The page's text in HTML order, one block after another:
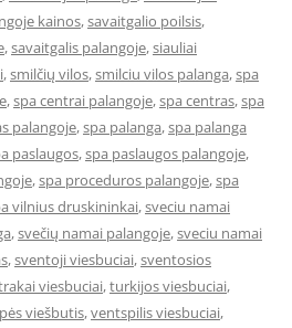
kainos,savaitgalio poilsis,
,savaitgalis palangoje,siauliai
,smilčių vilos,smilciu vilos palanga,spa
,spa centrai palangoje,spa centras,spa
palangoje,spa palanga,spa palanga
paslaugos,spa paslaugos palangoje,
,spa proceduros palangoje,spa
vilnius druskininkai,sveciu namai
,svečių namai palangoje,sveciu namai
,sventoji viesbuciai,sventosios
viesbuciai,turkijos viesbuciai,
viešbutis,ventspilis viesbuciai,